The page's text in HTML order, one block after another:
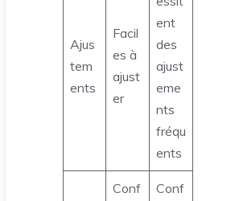
Ajus
tem
ents
Facil
es à
ajust
er
ent
des
ajust
eme
nts
fréqu
ents
Conf
Conf